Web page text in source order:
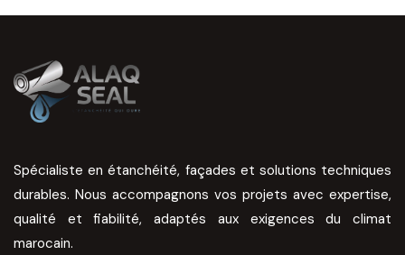
Spécialiste en étanchéité, façades et solutions techniques
durables. Nous accompagnons vos projets avec expertise,
qualité et fiabilité, adaptés aux exigences du climat
marocain.